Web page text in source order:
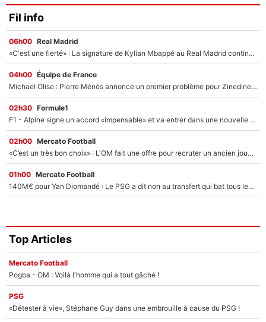
Fil info
06h00 Real Madrid
«C'est une fierté» : La signature de Kylian Mbappé au Real Madrid continue de régaler l'Espagne
04h00 Équipe de France
Michael Olise : Pierre Ménès annonce un premier problème pour Zinedine Zidane en équipe de France
02h30 Formule1
F1 - Alpine signe un accord «impensable» et va entrer dans une nouvelle dimension : Grande nouvelle pour Pierre Gasly !
02h00 Mercato Football
«C’est un très bon choix» : L'OM fait une offre pour recruter un ancien joueur du PSG... et c'est validé dans l'After Foot !
01h00 Mercato Football
140M€ pour Yan Diomandé : Le PSG a dit non au transfert qui bat tous les records sur le mercato
Top Articles
Mercato Football
Pogba - OM : Voilà l'homme qui a tout gâché !
PSG
«Détester à vie», Stéphane Guy dans une embrouille à cause du PSG !